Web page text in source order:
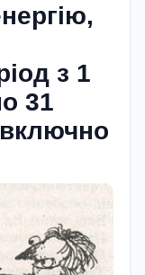
з 1
31